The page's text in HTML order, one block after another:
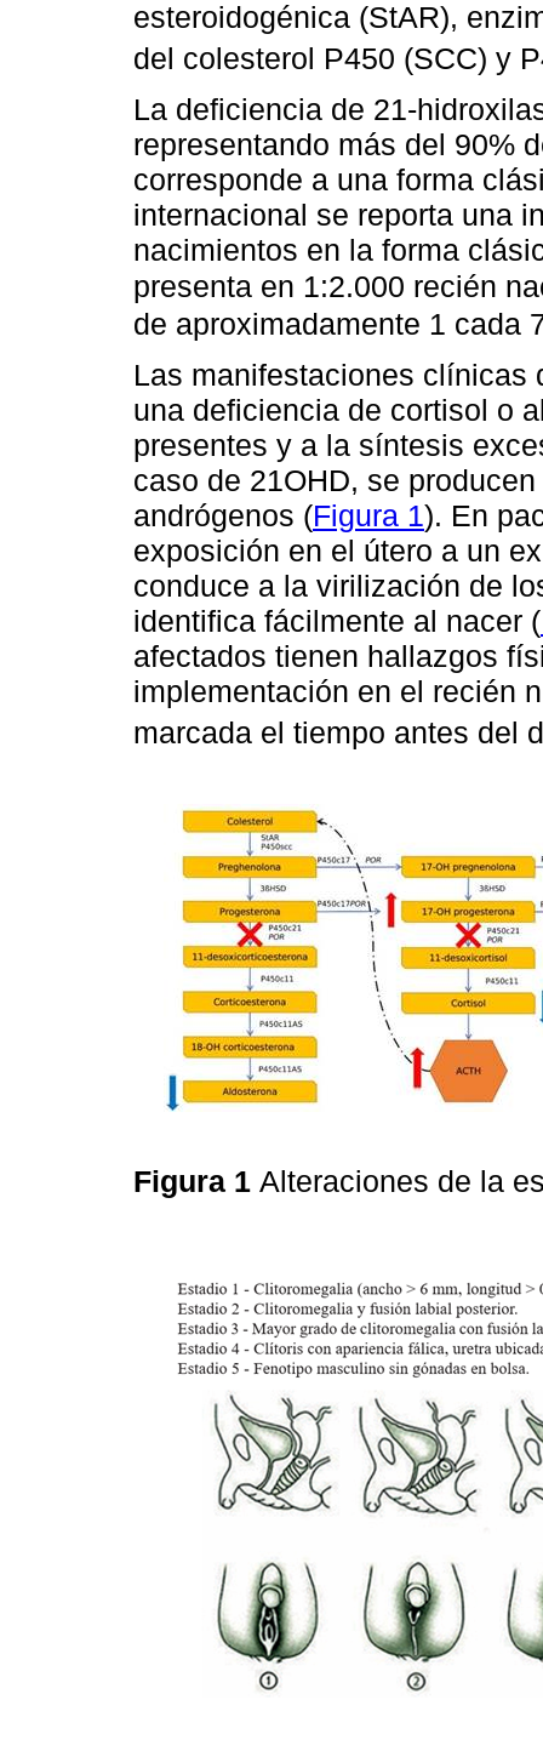
esteroidogénica (StAR),
del colesterol P450 (SCC) y
La deficiencia de 21-
representando más del 90%
corresponde a una forma
internacional se reporta una
nacimientos en la forma
presenta en 1:2.000 recién
de aproximadamente 1 cada
Las manifestaciones clínicas
una deficiencia de cortisol o
presentes y a la síntesis
caso de 21OHD, se
andrógenos (Figura 1). En
exposición en el útero a un
conduce a la virilización de
identifica fácilmente al nacer (
afectados tienen hallazgos
implementación en el recién
marcada el tiempo antes del
Figura 1 Alteraciones de la